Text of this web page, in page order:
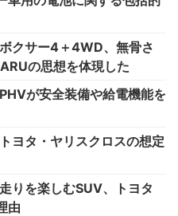
クサー4＋4WD、無骨さ
の思想を体現した
が安全装備や給電機能を
ヨタ・ヤリスクロスの想定
りを楽しむSUV、トヨタ
由